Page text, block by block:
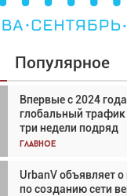
Популярное
Впервые с 2024 года
глобальный трафик
три недели подряд
Главное
UrbanV объявляет о
по созданию сети
Взгляд с высоты:
вертолётов и БПЛА
спасательных
Главное
Авиационный
Кох: «Фотография